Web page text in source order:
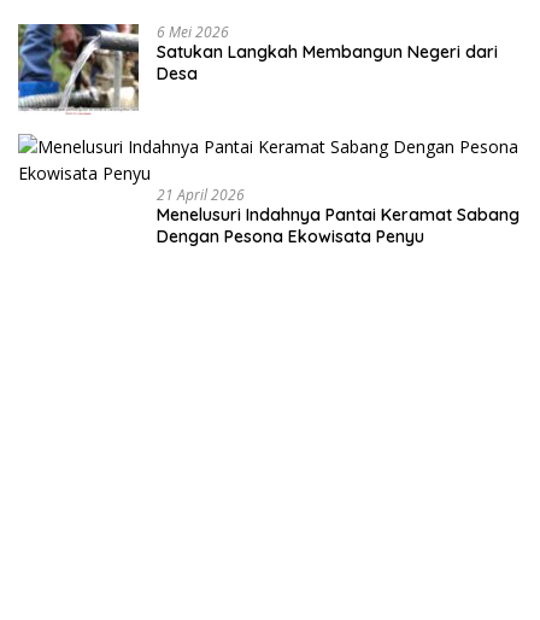
6 Mei 2026
Satukan Langkah Membangun Negeri dari
Desa
21 April 2026
Menelusuri Indahnya Pantai Keramat Sabang
Dengan Pesona Ekowisata Penyu